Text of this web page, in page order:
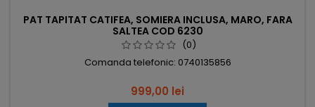
PAT TAPITAT CATIFEA, SOMIERA INCLUSA, MARO, FARA
SALTEA COD 6230
(0)
Comanda telefonic: 0740135856
999,00 lei